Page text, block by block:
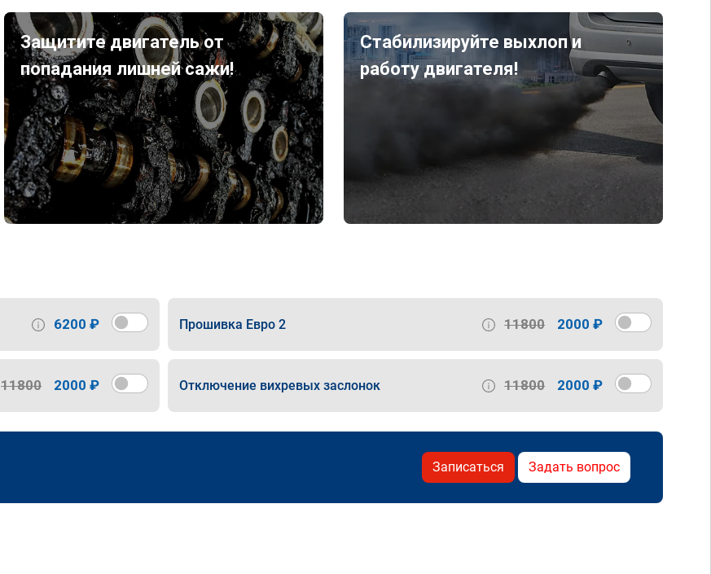
Защитите двигатель от
попадания лишней сажи!
Стабилизируйте выхлоп и
работу двигателя!
6200 ₽ Прошивка Евро 2 11800 2000 ₽
11800 2000 ₽ Отключение вихревых заслонок 11800 2000 ₽
Записаться Задать вопрос